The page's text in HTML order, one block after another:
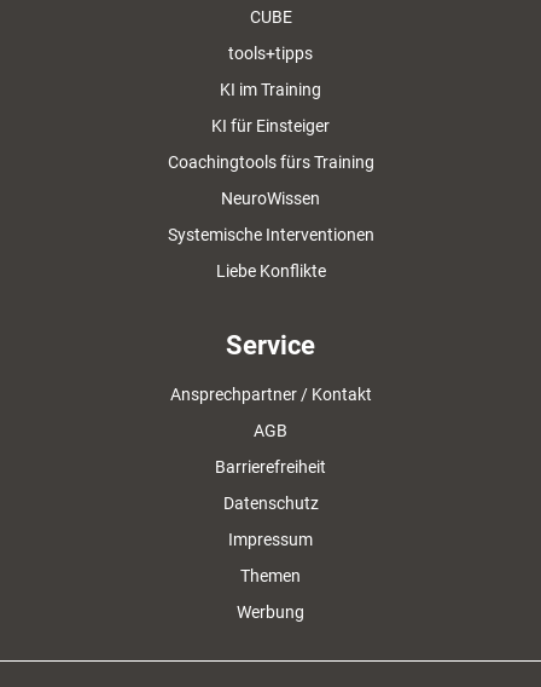
CUBE
tools+tipps
KI im Training
KI für Einsteiger
Coachingtools fürs Training
NeuroWissen
Systemische Interventionen
Liebe Konflikte
Service
Ansprechpartner / Kontakt
AGB
Barrierefreiheit
Datenschutz
Impressum
Themen
Werbung